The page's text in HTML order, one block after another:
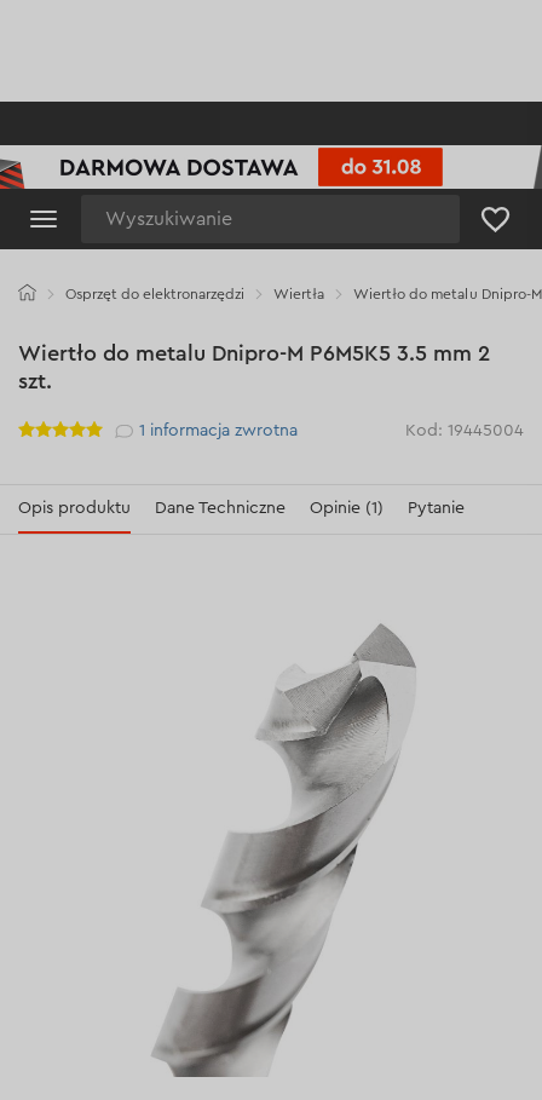
Osprzęt do elektronarzędzi Wiertła Wiertło do metalu Dnipro-M
Wiertło do metalu Dnipro-M P6M5K5 3.5 mm 2
szt.
Рейтинг 1 informacja zwrotna Kod: 19445004
Opis produktu Dane Techniczne Opinie (1) Pytanie